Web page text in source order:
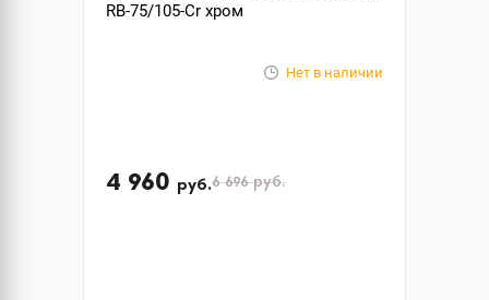
RB-75/105-Cr хром
Нет в наличии
4 960 руб.6 696руб.